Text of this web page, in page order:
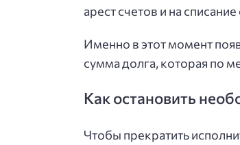
арест счетов и на
Именно в этот момент
сумма долга, которая по
Как остановить
Чтобы прекратить